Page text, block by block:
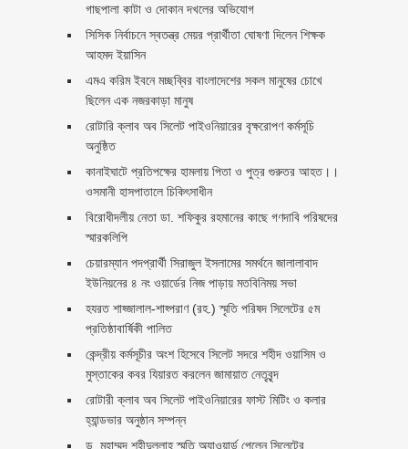
গাছপালা কাটা ও দোকান দখলের অভিযোগ
সিসিক নির্বাচনে স্বতন্ত্র মেয়র প্রার্থীতা ঘোষণা দিলেন শিক্ষক
আহমদ ইয়াসিন
এমএ করিম ইবনে মচ্ছব্বির বাংলাদেশের সকল মানুষের চোখে
ছিলেন এক নজরকাড়া মানুষ ‎
রোটারি ক্লাব অব সিলেট পাইওনিয়ারের বৃক্ষরোপণ কর্মসূচি
অনুষ্ঠিত
কানাইঘাটে প্রতিপক্ষের হামলায় পিতা ও পুত্র গুরুতর আহত।।
ওসমানী হাসপাতালে চিকিৎসাধীন
বিরোধীদলীয় নেতা ডা. শফিকুর রহমানের কাছে গণদাবি পরিষদের
স্মারকলিপি ‎
চেয়ারম্যান পদপ্রার্থী সিরাজুল ইসলামের সমর্থনে জালালাবাদ
ইউনিয়নের ৪ নং ওয়ার্ডের নিজ পাড়ায় মতবিনিময় সভা
হযরত শাহ্জালাল-শাহ্পরাণ (রহ.) স্মৃতি পরিষদ সিলেটের ৫ম
প্রতিষ্ঠাবার্ষিকী পালিত ‎​
কেন্দ্রীয় কর্মসূচীর অংশ হিসেবে সিলেট সদরে শহীদ ওয়াসিম ও
মুস্তাকের কবর যিয়ারত করলেন জামায়াত নেতৃবৃন্দ ‎
রোটারী ক্লাব অব সিলেট পাইওনিয়ারের ফাস্ট মিটিং ও কলার
হ্যান্ডভার অনুষ্ঠান সম্পন্ন
ড. মুহাম্মদ শহীদুল্লাহ স্মৃতি অ্যাওয়ার্ড পেলেন সিলেটের